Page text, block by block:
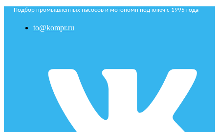
Подбор промышленных насосов и мотопомп под ключ с 1995 года
to@kompr.ru